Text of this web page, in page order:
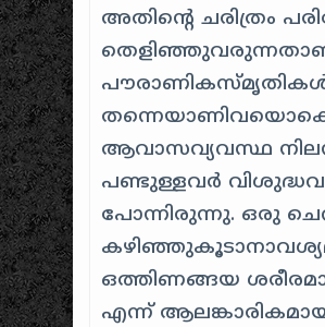
അതിന്റെ ചരിത്രം
ആവാസവ്യവസ്ഥ
പണ്ടുള്ളവർ
പോന്നിരുന്നു. ഒരു
ഒത്തിണങ്ങയ
എന്ന്